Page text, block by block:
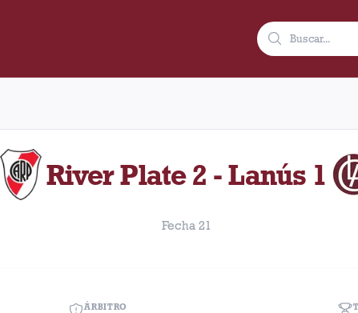
disputado el Jueves, 8 de diciembre de 1927 como
River Plate 2 - Lanús 1
Fecha 21
ÁRBITRO